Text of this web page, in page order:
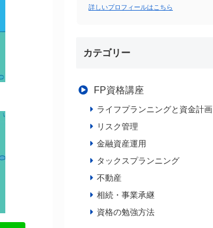
詳しいプロフィールはこちら
カテゴリー
FP資格講座
ライフプランニングと資金計画
リスク管理
金融資産運用
タックスプランニング
不動産
相続・事業承継
資格の勉強方法